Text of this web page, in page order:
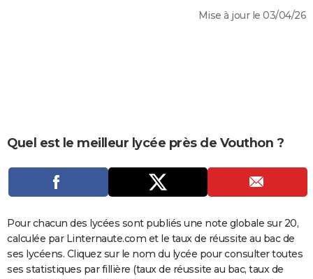
Dictionnaire
Biographies
Expressions
Proverbes
PROGRAMME TV
COPAINS D'AVANT
S'inscrire
Se connecter
Lycées
Collèges
Primaires
Universités
Entreprises
Service militaire
Avis de recherche
AVIS DE DÉCÈS
FORUM
Mise à jour le 03/04/26
Quel est le meilleur lycée près de Vouthon ?
Pour chacun des lycées sont publiés une note globale sur 20,
calculée par Linternaute.com et le taux de réussite au bac de
ses lycéens. Cliquez sur le nom du lycée pour consulter toutes
ses statistiques par fillière (taux de réussite au bac, taux de